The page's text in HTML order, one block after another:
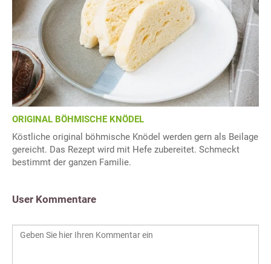
ORIGINAL BÖHMISCHE KNÖDEL
Köstliche original böhmische Knödel werden gern als Beilage
gereicht. Das Rezept wird mit Hefe zubereitet. Schmeckt
bestimmt der ganzen Familie.
User Kommentare